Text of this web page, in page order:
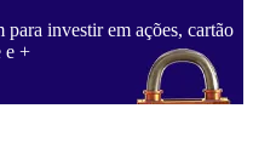
para investir em ações, cartão
e +